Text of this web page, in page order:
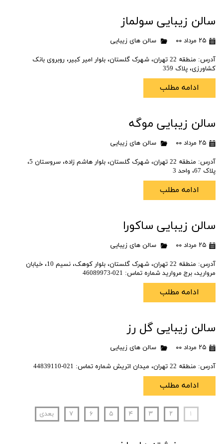
سالن زیبایی سولماز
۲۵ مرداد ۰۰ سالن های زیبایی
آدرس: منطقه 22 تهران، شهرک گلستان، بلوار امیر کبیر، روبروی بانک
کشاورزی، پلاک 359
ادامه مطلب
سالن زیبایی موگه
۲۵ مرداد ۰۰ سالن های زیبایی
آدرس: منطقه 22 تهران، شهرک گلستان، بلوار هاشم زاده، سروستان 5،
پلاک 67، واحد 3
ادامه مطلب
سالن زیبایی ساکورا
۲۵ مرداد ۰۰ سالن های زیبایی
آدرس: منطقه 22 تهران، شهرک گلستان، بلوار کوهک، نسیم 10، خیابان
مروارید، برج مروارید شماره تماس: 021-46089973
ادامه مطلب
سالن زیبایی گل رز
۲۵ مرداد ۰۰ سالن های زیبایی
آدرس: منطقه 22 تهران، میدان اتریش شماره تماس: 021-44839110
ادامه مطلب
۱ ۲ ۳ ۴ ۵ ۶ ۷ بعدی